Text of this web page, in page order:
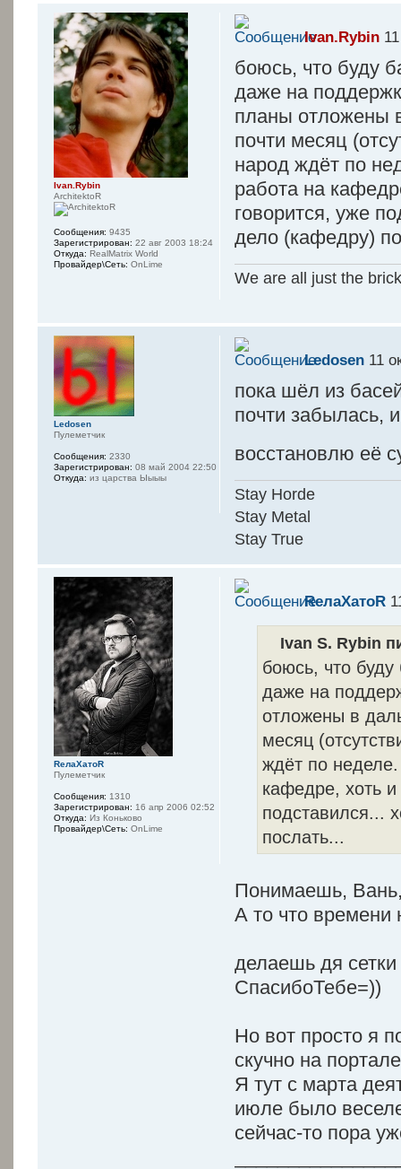
Ivan.Rybin
боюсь, что буду
даже на
планы отложены
почти месяц
народ ждёт по
работа на
говорится, уже
дело (кафедру)
We are all just the
Ivan.Rybin
ArchitektoR
Сообщения: 9435
Зарегистрирован: 22 авг 2003 18:24
Откуда: RealMatrix World
Провайдер\Сеть: OnLime
Ledosen 11
пока шёл из
почти забылась,
восстановлю её
Stay Horde
Stay Metal
Stay True
Ledosen
Пулеметчик
Сообщения: 2330
Зарегистрирован: 08 май 2004 22:50
Откуда: из царства Ыыыы
RелаXатоR
Ivan S. Rybin
боюсь, что
даже на
отложены в
месяц
ждёт по
кафедре, хоть и
подставился...
послать...
Понимаешь,
А то что времени
делаешь дя
СпасибоТебе=))
Но вот просто я
скучно на
Я тут с марта
июле было
сейчас-то пора
RелаXатоR
Пулеметчик
Сообщения: 1310
Зарегистрирован: 16 апр 2006 02:52
Откуда: Из Коньково
Провайдер\Сеть: OnLime